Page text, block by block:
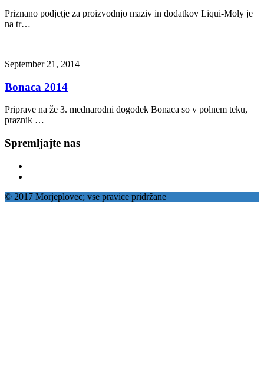
Priznano podjetje za proizvodnjo maziv in dodatkov Liqui-Moly je
na tr…
September 21, 2014
Bonaca 2014
Priprave na že 3. mednarodni dogodek Bonaca so v polnem teku,
praznik …
Spremljajte nas
© 2017 Morjeplovec; vse pravice pridržane